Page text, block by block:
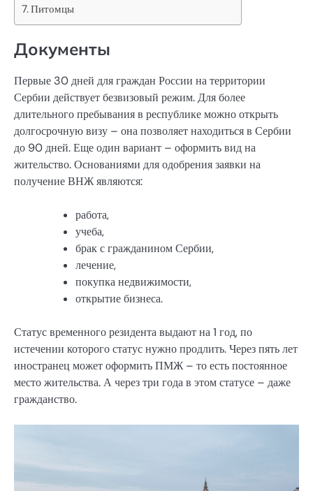
Питомцы
Документы
Первые 30 дней для граждан России на территории
Сербии действует безвизовый режим. Для более
длительного пребывания в республике можно открыть
долгосрочную визу – она позволяет находиться в Сербии
до 90 дней. Еще один вариант – оформить вид на
жительство. Основаниями для одобрения заявки на
получение ВНЖ являются:
работа,
учеба,
брак с гражданином Сербии,
лечение,
покупка недвижимости,
открытие бизнеса.
Статус временного резидента выдают на 1 год, по
истечении которого статус нужно продлить. Через пять лет
иностранец может оформить ПМЖ – то есть постоянное
место жительства. А через три года в этом статусе – даже
гражданство.